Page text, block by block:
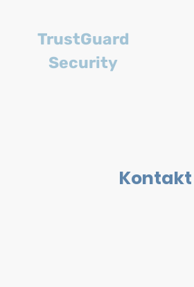
TrustGuard
Security
Kontakt